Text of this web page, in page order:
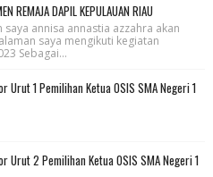
REMAJA DAPIL KEPULAUAN RIAU
annisa annastia azzahra akan
saya mengikuti kegiatan
Sebagai...
Urut 1 Pemilihan Ketua OSIS SMA Negeri 1
Urut 2 Pemilihan Ketua OSIS SMA Negeri 1